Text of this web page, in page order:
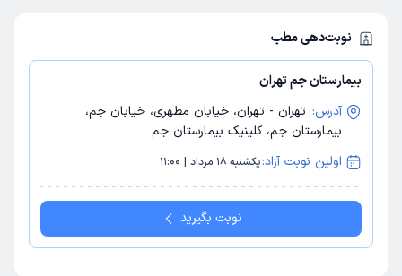
نوبت‌دهی مطب
بیمارستان جم تهران
آدرس: تهران - تهران، خیابان مطهری، خیابان جم،
بیمارستان جم، کلینیک بیمارستان جم
اولین نوبت آزاد:یکشنبه 18 مرداد | 11:00
نوبت بگیرید